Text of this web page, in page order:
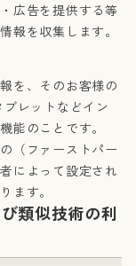
広告を提供する等
報を収集します。
を、そのお客様の
レットなどイン
能のことです。
（ファーストパー
によって設定され
ます。
類似技術の利